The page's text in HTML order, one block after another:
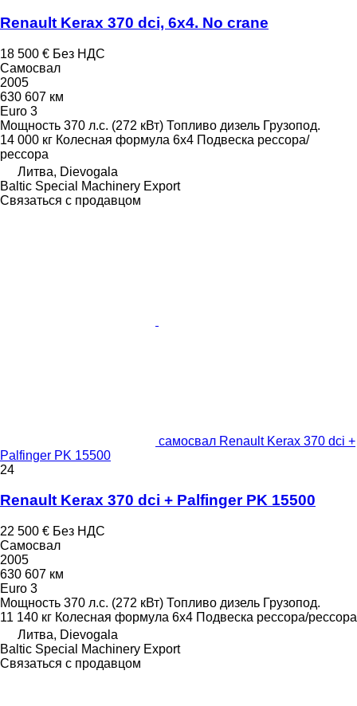
Renault Kerax 370 dci, 6x4. No crane
18 500 € Без НДС
Самосвал
2005
630 607 км
Euro 3
Мощность 370 л.с. (272 кВт) Топливо дизель Грузопод.
14 000 кг Колесная формула 6x4 Подвеска рессора/
рессора
Литва, Dievogala
Baltic Special Machinery Export
Связаться с продавцом
самосвал Renault Kerax 370 dci +
Palfinger PK 15500
24
Renault Kerax 370 dci + Palfinger PK 15500
22 500 € Без НДС
Самосвал
2005
630 607 км
Euro 3
Мощность 370 л.с. (272 кВт) Топливо дизель Грузопод.
11 140 кг Колесная формула 6x4 Подвеска рессора/рессора
Литва, Dievogala
Baltic Special Machinery Export
Связаться с продавцом